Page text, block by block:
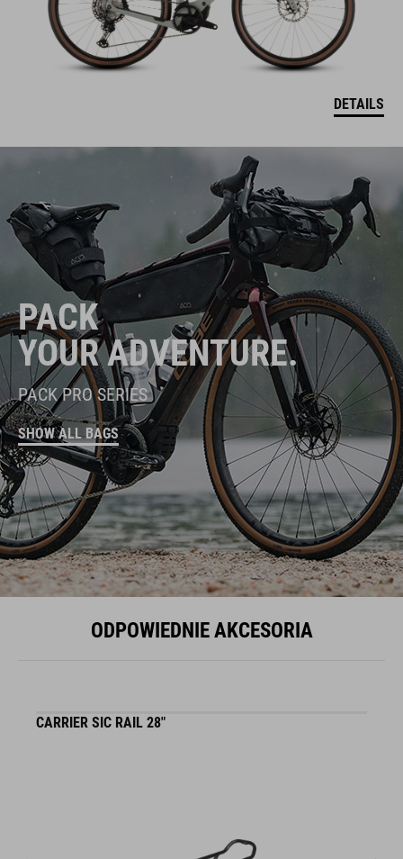
DETAILS
PACK
YOUR ADVENTURE.
PACK PRO SERIES
SHOW ALL BAGS
ODPOWIEDNIE AKCESORIA
CARRIER SIC RAIL 28"